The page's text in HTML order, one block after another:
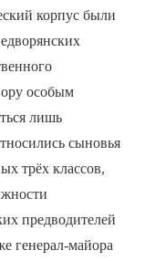
корпус были
особым
лишь
сыновья
трёх классов,
предводителей
генерал-майора